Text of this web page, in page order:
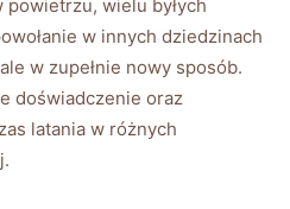
wielu byłych
w innych dziedzinach
w zupełnie​ nowy sposób.
doświadczenie oraz
latania w różnych